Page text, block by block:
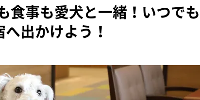
食事も愛犬と一緒！いつで
出かけよう！